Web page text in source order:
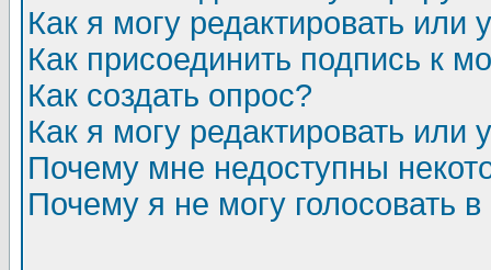
Как я могу редактировать или
Как присоединить подпись к
Как создать опрос?
Как я могу редактировать или
Почему мне недоступны
Почему я не могу голосовать